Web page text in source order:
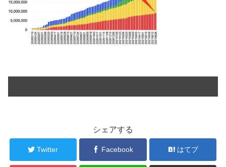
シェアする
Twitter Facebook はてブ